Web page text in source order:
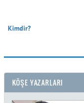
Kimdir?
KÖŞE YAZARLARI